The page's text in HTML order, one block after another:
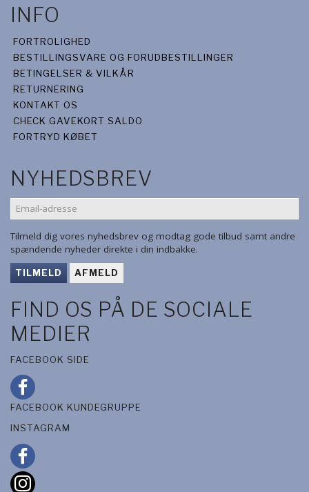
INFO
FORTROLIGHED
BESTILLINGSVARE OG FORUDBESTILLINGER
BETINGELSER & VILKÅR
RETURNERING
KONTAKT OS
CHECK GAVEKORT SALDO
FORTRYD KØBET
NYHEDSBREV
EMAIL-
ADRESSE
Tilmeld dig vores nyhedsbrev og modtag gode tilbud samt andre
spændende nyheder direkte i din indbakke.
TILMELD AFMELD
FIND OS PÅ DE SOCIALE
MEDIER
FACEBOOK SIDE
FACEBOOK KUNDEGRUPPE
INSTAGRAM